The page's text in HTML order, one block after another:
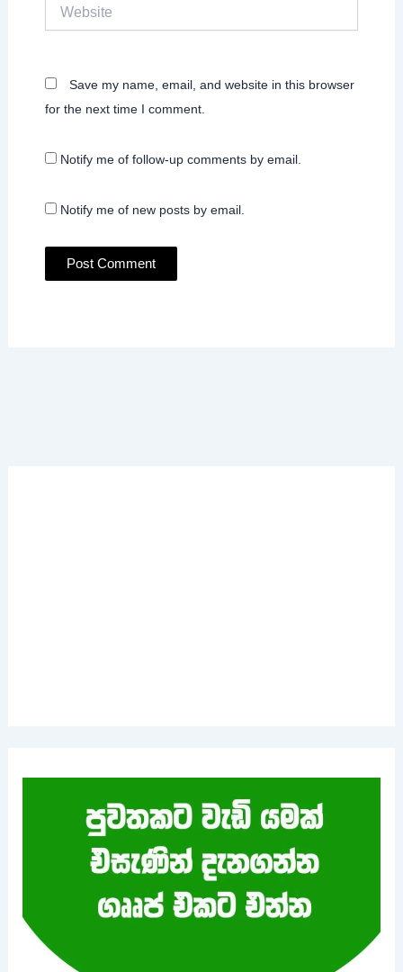
Save my name, email, and website in this browser
for the next time I comment.
Notify me of follow-up comments by email.
Notify me of new posts by email.